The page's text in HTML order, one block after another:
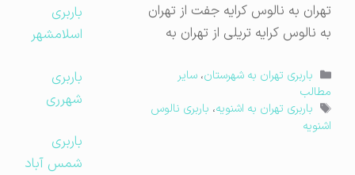
تهران به نالوس کرایه جفت از تهران
به نالوس کرایه تریلی از تهران به
دسته‌ها
باربری تهران به شهرستان،سایر
مطالب
برچسب‌ها
باربری تهران به اشنویه،باربری نالوس
اشنویه
باربری
اسلامشهر
باربری
شهرری
باربری
شمس آباد